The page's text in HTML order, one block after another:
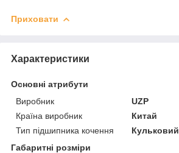
Приховати
Характеристики
Основні атрибути
Виробник
UZP
Країна виробник
Китай
Тип підшипника кочення
Кульковий
Габаритні розміри